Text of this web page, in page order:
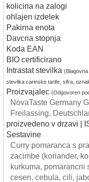
kolicina na zalogi
ohlajen izdelek
Pakirna enota
Davcna stopnja
Koda EAN
BIO certificirano
Intrastat stevilka (Blagovna
stevilka carinske tarife, sifra,
Proizvajalec (Odgovoren
NovaTaste Germany
Freilassing,
proizvedeno v drzavi |
Sestavine
Curry pomaranca s
zacimbe (koriander,
kurkuma, pomarancni
cesen, cebula, cili,